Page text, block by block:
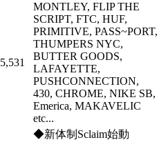
5,531
MONTLEY, FLIP THE
SCRIPT, FTC, HUF,
PRIMITIVE, PASS~PORT,
THUMPERS NYC,
BUTTER GOODS,
LAFAYETTE,
PUSHCONNECTION,
430, CHROME, NIKE SB,
Emerica, MAKAVELIC
etc...
◆新体制Sclaim始動